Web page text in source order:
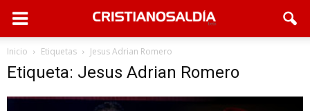
Inicio Etiquetas Jesus Adrian Romero
Etiqueta: Jesus Adrian Romero